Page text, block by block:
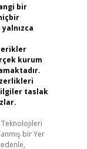
bir
kurum
taslak
Teknolojileri
bir Yer